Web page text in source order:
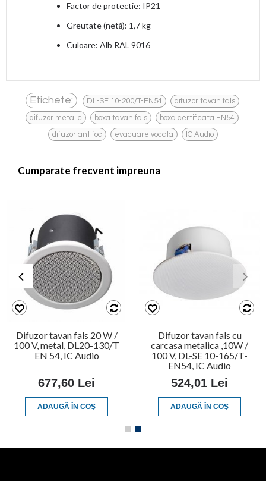
Factor de protectie: IP21
Greutate (netă): 1,7 kg
Culoare: Alb RAL 9016
Etichete: DL-SE 10-200/T-EN54 , difuzor tavan fals ,
difuzor metalic boxa tavan fals boxa certificata EN54
difuzor antifoc evacuare vocala IC Audio
Cumparate frecvent impreuna
Difuzor tavan fals 20 W /
100 V, metal, DL20-130/T
EN 54, IC Audio
677,60 Lei
ADAUGĂ ÎN COŞ
Difuzor tavan fals cu
carcasa metalica ,10W /
100 V, DL-SE 10-165/T-
EN54, IC Audio
524,01 Lei
ADAUGĂ ÎN COŞ